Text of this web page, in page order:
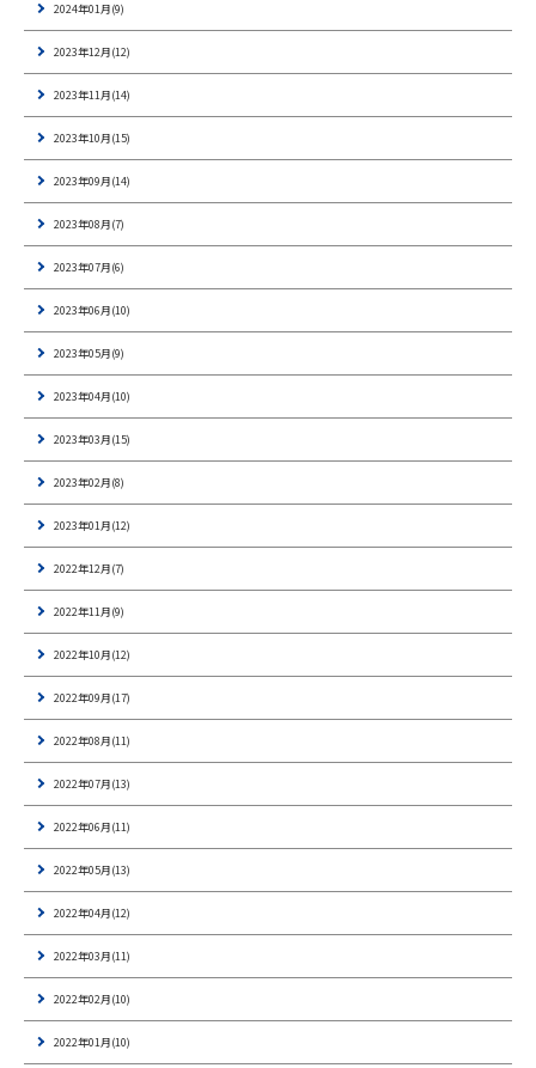
2024年01月(9)
2023年12月(12)
2023年11月(14)
2023年10月(15)
2023年09月(14)
2023年08月(7)
2023年07月(6)
2023年06月(10)
2023年05月(9)
2023年04月(10)
2023年03月(15)
2023年02月(8)
2023年01月(12)
2022年12月(7)
2022年11月(9)
2022年10月(12)
2022年09月(17)
2022年08月(11)
2022年07月(13)
2022年06月(11)
2022年05月(13)
2022年04月(12)
2022年03月(11)
2022年02月(10)
2022年01月(10)